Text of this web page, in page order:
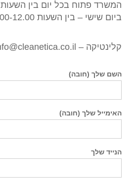
המשרד פתוח בכל יום בין השעות 8.00-17.00
ביום שישי – בין השעות 8.00-12.00
קלינטיקה – info@cleanetica.co.il
השם שלך (חובה)
האימייל שלך (חובה)
הנייד שלך